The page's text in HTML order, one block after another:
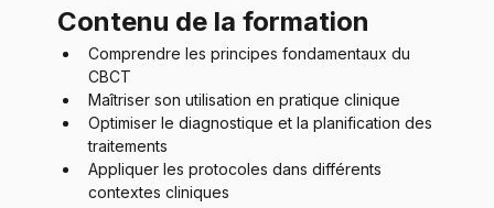
Contenu de la formation
Comprendre les principes fondamentaux du
CBCT
Maîtriser son utilisation en pratique clinique
Optimiser le diagnostique et la planification des
traitements
Appliquer les protocoles dans différents
contextes cliniques